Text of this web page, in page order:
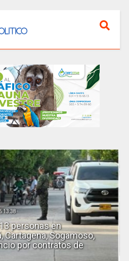
13:38
personas en
Cartagena, Sogamoso,
por contratos de